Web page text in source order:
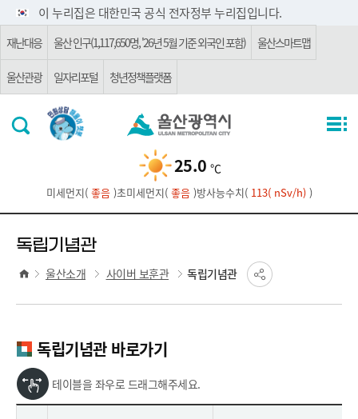
주요 메뉴로 건너뛰기
본문으로가기이 누리집은 대한민국 공식 전자정부 누리집입니다.
재난대응 울산 인구(1,117,650명, '26년 5월 기준 외국인 포함) 울산스마트맵
울산관광 일자리포털 청년정책플랫폼
25.0 ℃
미세먼지( 좋음)초미세먼지( 좋음)방사능수치(113( nSv/h) )
독립기념관
울산소개 사이버 보훈관 독립기념관
독립기념관 바로가기
테이블을 좌우로 드래그해주세요.